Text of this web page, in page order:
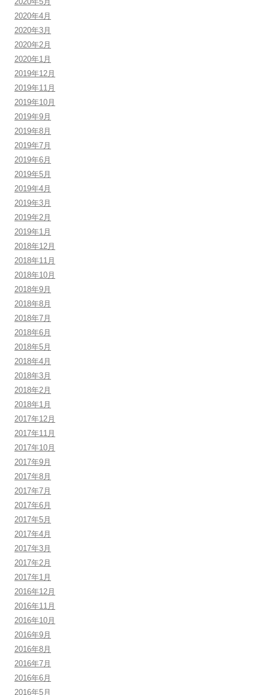
2020年4月
2020年3月
2020年2月
2020年1月
2019年12月
2019年11月
2019年10月
2019年9月
2019年8月
2019年7月
2019年6月
2019年5月
2019年4月
2019年3月
2019年2月
2019年1月
2018年12月
2018年11月
2018年10月
2018年9月
2018年8月
2018年7月
2018年6月
2018年5月
2018年4月
2018年3月
2018年2月
2018年1月
2017年12月
2017年11月
2017年10月
2017年9月
2017年8月
2017年7月
2017年6月
2017年5月
2017年4月
2017年3月
2017年2月
2017年1月
2016年12月
2016年11月
2016年10月
2016年9月
2016年8月
2016年7月
2016年6月
2016年5月